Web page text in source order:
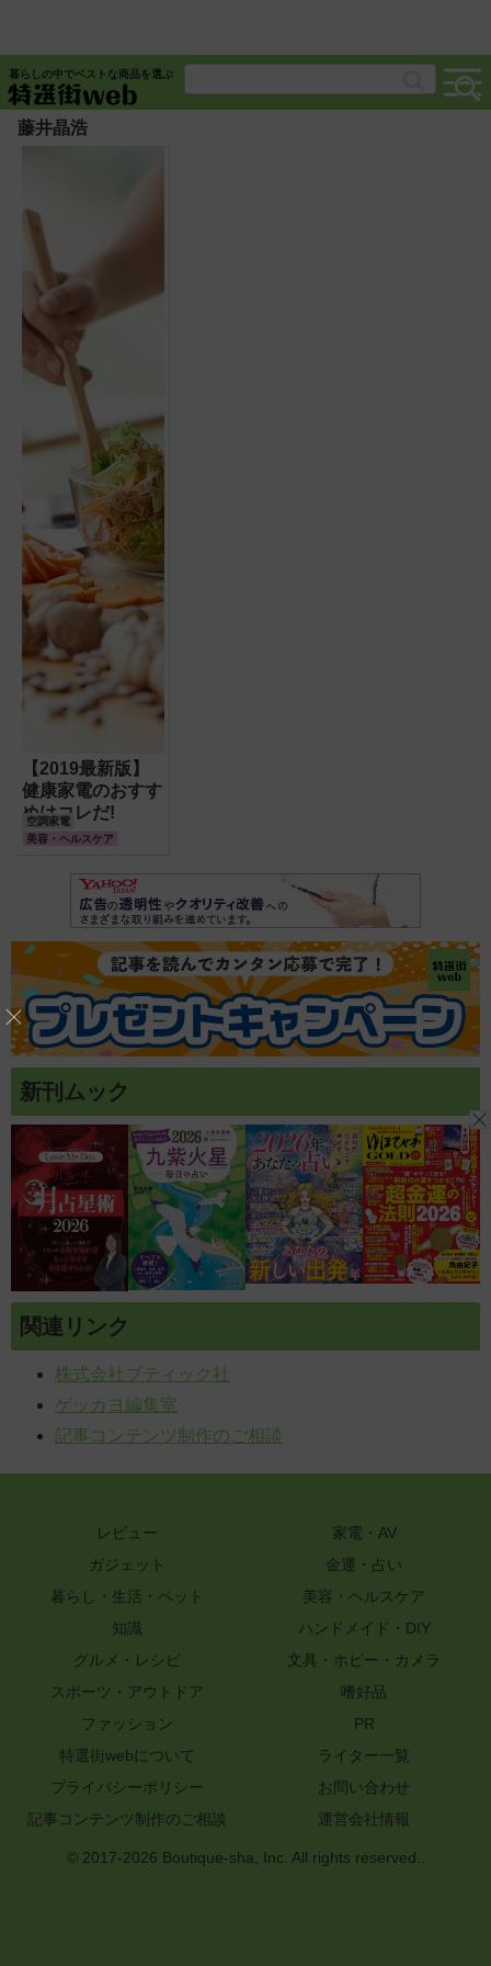
暮らしの中でベストな商品を選ぶ
藤井晶浩
【2019最新版】
健康家電のおすす
めはコレだ!
空調家電
美容・ヘルスケア
新刊ムック
関連リンク
株式会社ブティック社
ゲッカヨ編集室
記事コンテンツ制作のご相談
レビュー
家電・AV
ガジェット
金運・占い
暮らし・生活・ペット
美容・ヘルスケア
知識
ハンドメイド・DIY
グルメ・レシピ
文具・ホビー・カメラ
スポーツ・アウトドア
嗜好品
ファッション
PR
特選街webについて
ライター一覧
プライバシーポリシー
お問い合わせ
記事コンテンツ制作のご相談
運営会社情報
© 2017-2026 Boutique-sha, Inc. All rights reserved..